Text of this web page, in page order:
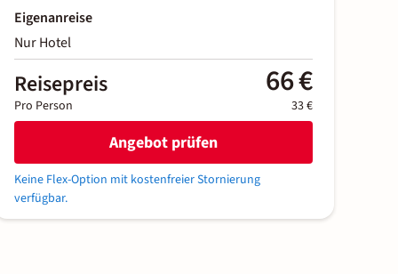
Eigenanreise
Nur Hotel
Reisepreis 66 €
Pro Person 33 €
Angebot prüfen
Keine Flex-Option mit kostenfreier Stornierung
verfügbar.